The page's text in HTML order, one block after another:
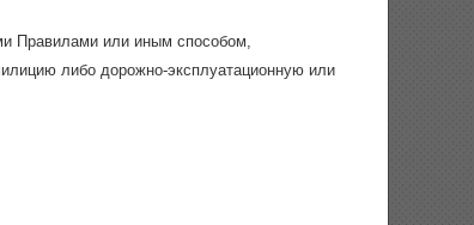
Правилами или иным способом,
либо дорожно-эксплуатационную или